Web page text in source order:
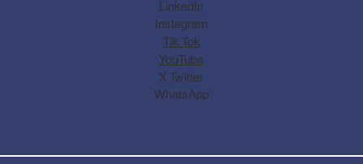
Instagram
LinkedIn
Tik Tok
YouTube
X Twitter
WhatsApp